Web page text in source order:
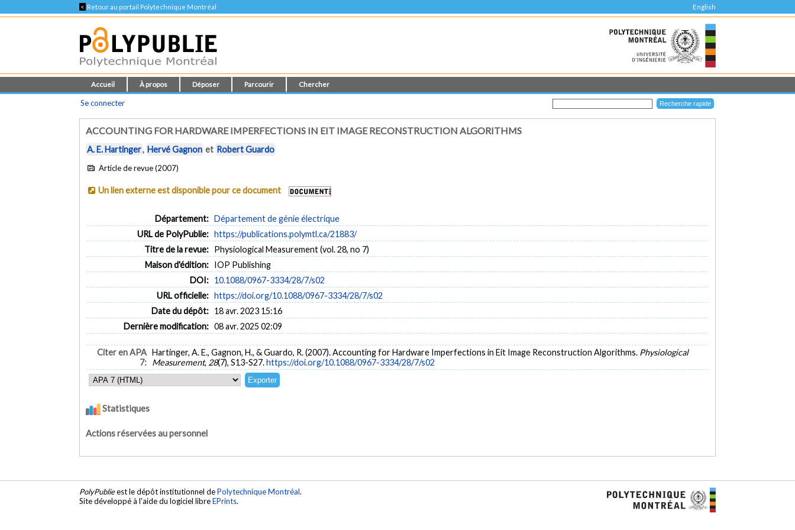
< Retour au portail Polytechnique Montréal English
Accueil À propos Déposer Parcourir Chercher
Se connecter
ACCOUNTING FOR HARDWARE IMPERFECTIONS IN EIT IMAGE RECONSTRUCTION ALGORITHMS
A. E. Hartinger, Hervé Gagnon et Robert Guardo
Article de revue (2007)
Un lien externe est disponible pour ce document
Département: Département de génie électrique
URL de PolyPublie: https://publications.polymtl.ca/21883/
Titre de la revue: Physiological Measurement (vol. 28, no 7)
Maison d'édition: IOP Publishing
DOI: 10.1088/0967-3334/28/7/s02
URL officielle: https://doi.org/10.1088/0967-3334/28/7/s02
Date du dépôt: 18 avr. 2023 15:16
Dernière modification: 08 avr. 2025 02:09
Citer en APA
7:
Hartinger, A. E., Gagnon, H., & Guardo, R. (2007). Accounting for Hardware Imperfections in Eit Image Reconstruction Algorithms. Physiological
Measurement, 28(7), S13-S27.https://doi.org/10.1088/0967-3334/28/7/s02
Statistiques
Actions réservées au personnel
PolyPublieest le dépôt institutionnel dePolytechnique Montréal.
Site développé à l'aide du logiciel libreEPrints.